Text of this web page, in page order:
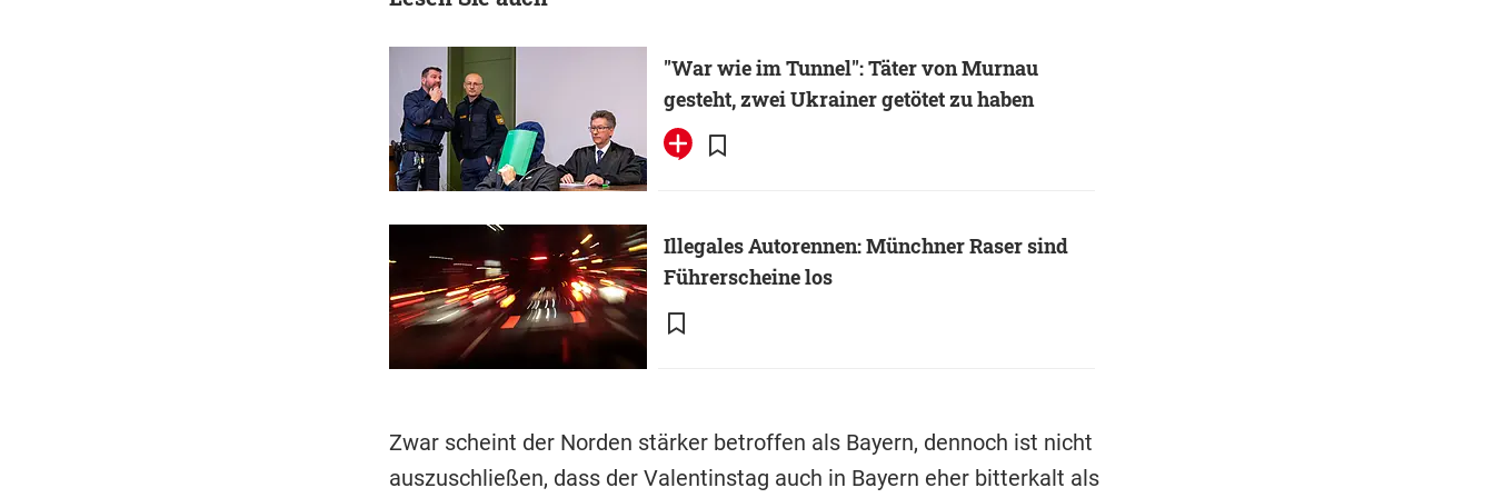
"War wie im Tunnel": Täter von Murnau
gesteht, zwei Ukrainer getötet zu haben
Illegales Autorennen: Münchner Raser sind
Führerscheine los
Zwar scheint der Norden stärker betroffen als Bayern, dennoch ist nicht
auszuschließen, dass der Valentinstag auch in Bayern eher bitterkalt als